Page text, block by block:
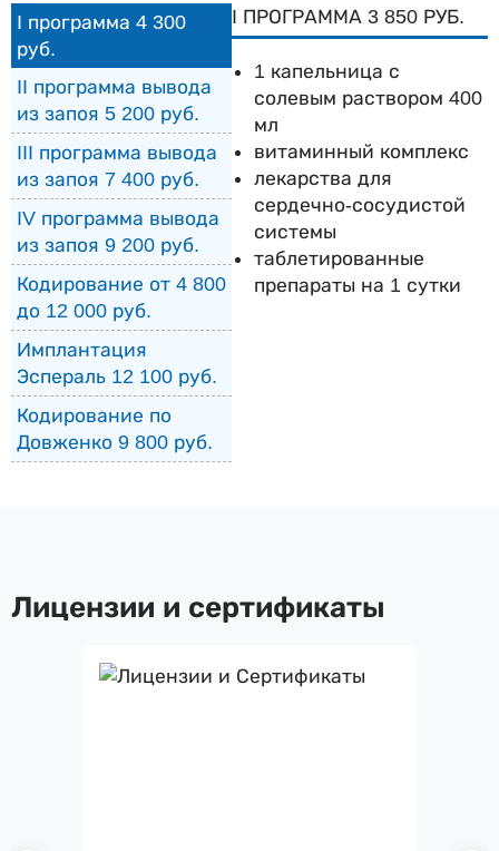
I программа 4 300
руб.
II программа вывода
из запоя 5 200 руб.
III программа вывода
из запоя 7 400 руб.
IV программа вывода
из запоя 9 200 руб.
Кодирование от 4 800
до 12 000 руб.
Имплантация
Эспераль 12 100 руб.
Кодирование по
Довженко 9 800 руб.
I ПРОГРАММА 3 850 РУБ.
1 капельница с
солевым раствором 400
мл
витаминный комплекс
лекарства для
сердечно-сосудистой
системы
таблетированные
препараты на 1 сутки
Лицензии и сертификаты